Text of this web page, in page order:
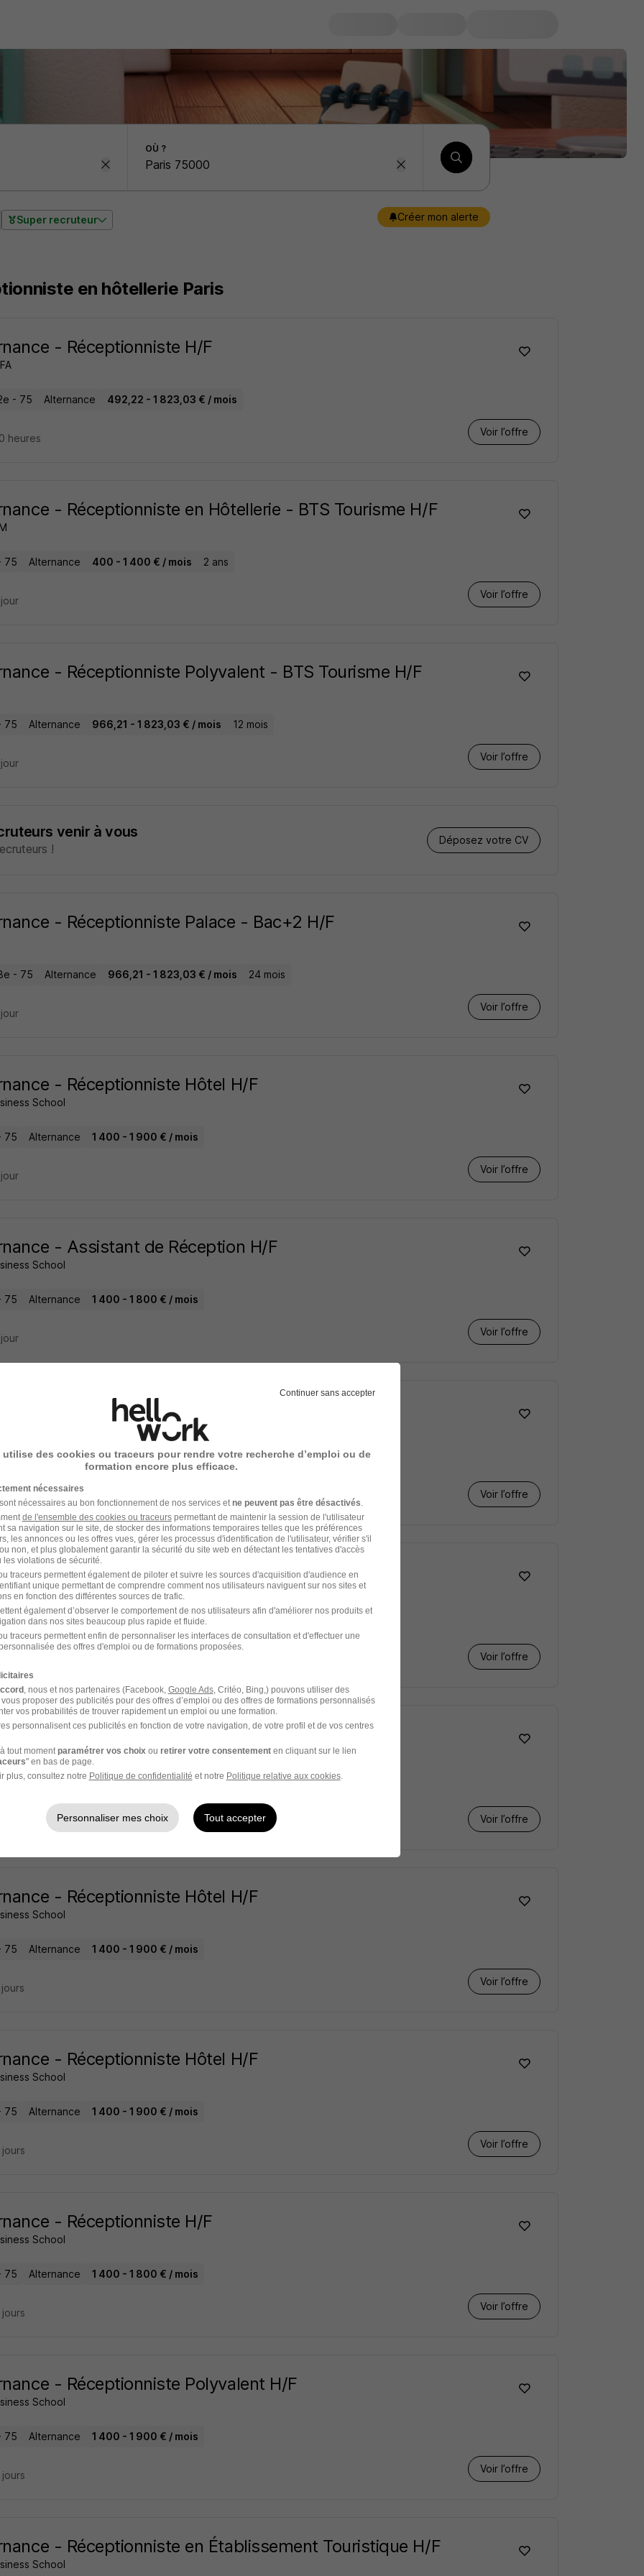
OÙ ?
Super recruteur Créer mon alerte
en hôtellerie Paris
- Réceptionniste H/F
- 75 Alternance 492,22 - 1 823,03 € / mois
Voir l’offre
heures
- Réceptionniste en Hôtellerie - BTS Tourisme H/F
75 Alternance 400 - 1 400 € / mois 2 ans
Voir l’offre
- Réceptionniste Polyvalent - BTS Tourisme H/F
75 Alternance 966,21 - 1 823,03 € / mois 12 mois
Voir l’offre
venir à vous
!
Déposez votre CV
- Réceptionniste Palace - Bac+2 H/F
- 75 Alternance 966,21 - 1 823,03 € / mois 24 mois
Voir l’offre
- Réceptionniste Hôtel H/F
School
75 Alternance 1 400 - 1 900 € / mois
Voir l’offre
- Assistant de Réception H/F
School
75 Alternance 1 400 - 1 800 € / mois
Voir l’offre
- Réceptionniste - BTS Tourisme H/F
75 Alternance 2 ans
Voir l’offre
- Réceptionniste en Hôtellerie H/F
School
75 Alternance 1 400 - 1 900 € / mois
Voir l’offre
Alternant H/F
Voir l’offre
- Réceptionniste Hôtel H/F
School
75 Alternance 1 400 - 1 900 € / mois
Voir l’offre
- Réceptionniste Hôtel H/F
School
75 Alternance 1 400 - 1 900 € / mois
Voir l’offre
- Réceptionniste H/F
School
75 Alternance 1 400 - 1 800 € / mois
Voir l’offre
- Réceptionniste Polyvalent H/F
School
75 Alternance 1 400 - 1 900 € / mois
Voir l’offre
- Réceptionniste en Établissement Touristique H/F
School
Continuer sans accepter
utilise des cookies ou traceurs pour rendre votre recherche d’emploi ou de
formation encore plus efficace.
nécessaires
nécessaires au bon fonctionnement de nos services et ne peuvent pas être désactivés
de l'ensemble des cookies ou traceurspermettant de maintenir la session de l'utilisateur
sa navigation sur le site, de stocker des informations temporaires telles que les préférences
les annonces ou les offres vues, gérer les processus d'identification de l'utilisateur, vérifier s'il
non, et plus globalement garantir la sécurité du site web en détectant les tentatives d'accès
violations de sécurité.
traceurs permettent également de piloter et suivre les sources d'acquisition d'audience en
unique permettant de comprendre comment nos utilisateurs naviguent sur nos sites et
en fonction des différentes sources de trafic.
également d’observer le comportement de nos utilisateurs afin d'améliorer nos produits et
dans nos sites beaucoup plus rapide et fluide.
traceurs permettent enfin de personnaliser les interfaces de consultation et d'effectuer une
des offres d'emploi ou de formations proposées.
, nous et nos partenaires (Facebook, Google Ads, Critéo, Bing,) pouvons utiliser des
proposer des publicités pour des offres d’emploi ou des offres de formations personnalisés
vos probabilités de trouver rapidement un emploi ou une formation.
personnalisent ces publicités en fonction de votre navigation, de votre profil et de vos centres
tout moment paramétrer vos choix ou retirer votre consentementen cliquant sur le lien
" en bas de page.
plus, consultez notre Politique de confidentialité et notre Politique relative aux cookies.
Personnaliser mes choix Tout accepter